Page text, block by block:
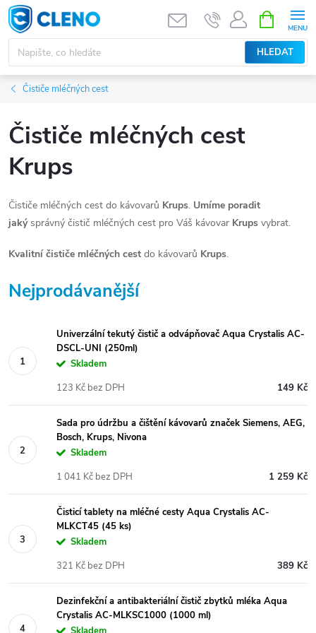
Přejít
na
obsah
HLEDAT
NÁKUPNÍ
KOŠÍK
Čističe mléčných cest
Čističe mléčných cest
Krups
Čističe mléčných cest do kávovarů Krups. Umíme poradit
jakýsprávný čistič mléčných cest pro Váš kávovar Krups vybrat.
Kvalitní čističe mléčných cest do kávovarů Krups.
Nejprodávanější
Univerzální tekutý čistič a odvápňovač Aqua Crystalis AC-
DSCL-UNI (250ml)
Skladem
149 Kč
123 Kč bez DPH
Sada pro údržbu a čištění kávovarů značek Siemens, AEG,
Bosch, Krups, Nivona
Skladem
1 259 Kč
1 041 Kč bez DPH
Čisticí tablety na mléčné cesty Aqua Crystalis AC-
MLKCT45 (45 ks)
Skladem
389 Kč
321 Kč bez DPH
Dezinfekční a antibakteriální čistič zbytků mléka Aqua
Crystalis AC-MLKSC1000 (1000 ml)